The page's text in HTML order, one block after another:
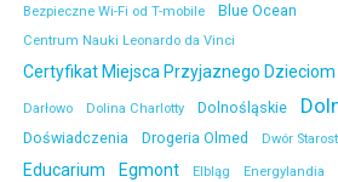
Bezpieczne Wi-Fi od T-mobile Blue Ocean
Centrum Nauki Leonardo da Vinci
Certyfikat Miejsca Przyjaznego Dzieciom
Darłowo Dolina Charlotty Dolnośląskie
Doświadczenia Drogeria Olmed Dwór
Educarium Egmont Elbląg Energylandia